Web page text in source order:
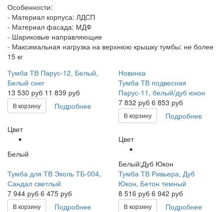
Особенности:
- Материал корпуса: ЛДСП
- Материал фасада: МДФ
- Шариковые направляющие
- Максимальная нагрузка на верхнюю крышку тумбы: не более
15 кг
Тумба ТВ Парус-12, Белый,
Белый снег
13 530 руб 11 839 руб
В корзину Подробнее
Цвет
Белый
Новинка
Тумба ТВ подвесная
Парус-11, белый/дуб юкон
7 832 руб 6 853 руб
В корзину Подробнее
Цвет
Белый;Дуб Юкон
Тумба для ТВ Эколь ТБ-004,
Сандал светлый
7 944 руб 6 475 руб
В корзину Подробнее
Тумба ТВ Ривьера, Дуб
Юкон, Бетон темный
8 516 руб 6 942 руб
В корзину Подробнее